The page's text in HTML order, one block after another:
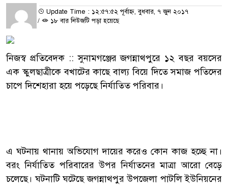
Update Time : ১২:৫৭:৫২ পূর্বাহ্ন, বুধবার, ৭ জুন ২০১৭
/
১৮ বার নিউজটি পড়া হয়েছে
নিজস্ব প্রতিবেদক :: সুনামগঞ্জের জগন্নাথপুরে ১২ বছর বয়সের
এক স্কুলছাত্রীকে বখাটের কাছে বাল্য বিয়ে দিতে সমাজ পতিদের
চাপে দিশেহারা হয়ে পড়েছে নির্যাতিত পরিবার।
এ ঘটনায় থানায় অভিযোগ দায়ের করেও কোন কাজ হচ্ছে না।
বরং নির্যাতিত পরিবারের উপর নির্যাতনের মাত্রা আরো বেড়ে
চলেছে। ঘটনাটি ঘটেছে জগন্নাথপুর উপজেলা পাটলি ইউনিয়নের